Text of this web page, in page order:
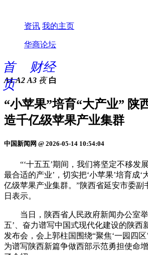
资讯 我的主页
华商论坛
首
页
财经
A1 A2 A3 夜 白
“小苹果”培育“大产业” 陕
造千亿级苹果产业集群
中国新闻网 @ 2026-05-14 10:54:04
“‘十五五’期间，我们将坚定不移发展
最合适的产业’，切实把‘小苹果’培育成‘
亿级苹果产业集群。”陕西省延安市委副
日表示。
当日，陕西省人民政府新闻办公室举
五’、奋力谱写中国式现代化建设的陕西
发布会，会上郭柱国围绕“聚焦‘一园四区
为谱写陕西新篇争做西部示范勇担使命